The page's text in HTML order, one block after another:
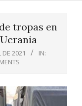
tropas en
DE 2021
IN: